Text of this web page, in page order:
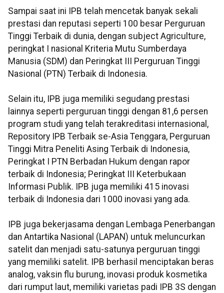
Sampai saat ini IPB telah mencetak banyak sekali
prestasi dan reputasi seperti 100 besar Perguruan
Tinggi Terbaik di dunia, dengan subject Agriculture,
peringkat I nasional Kriteria Mutu Sumberdaya
Manusia (SDM) dan Peringkat III Perguruan Tinggi
Nasional (PTN) Terbaik di Indonesia.
Selain itu, IPB juga memiliki segudang prestasi
lainnya seperti perguruan tinggi dengan 81,6 persen
program studi yang telah terakreditasi internasional,
Repository IPB Terbaik se-Asia Tenggara, Perguruan
Tinggi Mitra Peneliti Asing Terbaik di Indonesia,
Peringkat I PTN Berbadan Hukum dengan rapor
terbaik di Indonesia; Peringkat III Keterbukaan
Informasi Publik. IPB juga memiliki 415 inovasi
terbaik di Indonesia dari 1000 inovasi yang ada.
IPB juga bekerjasama dengan Lembaga Penerbangan
dan Antartika Nasional (LAPAN) untuk meluncurkan
satelit dan menjadi satu-satunya perguruan tinggi
yang memiliki satelit. IPB berhasil menciptakan beras
analog, vaksin flu burung, inovasi produk kosmetika
dari rumput laut, memiliki varietas padi IPB 3S dengan